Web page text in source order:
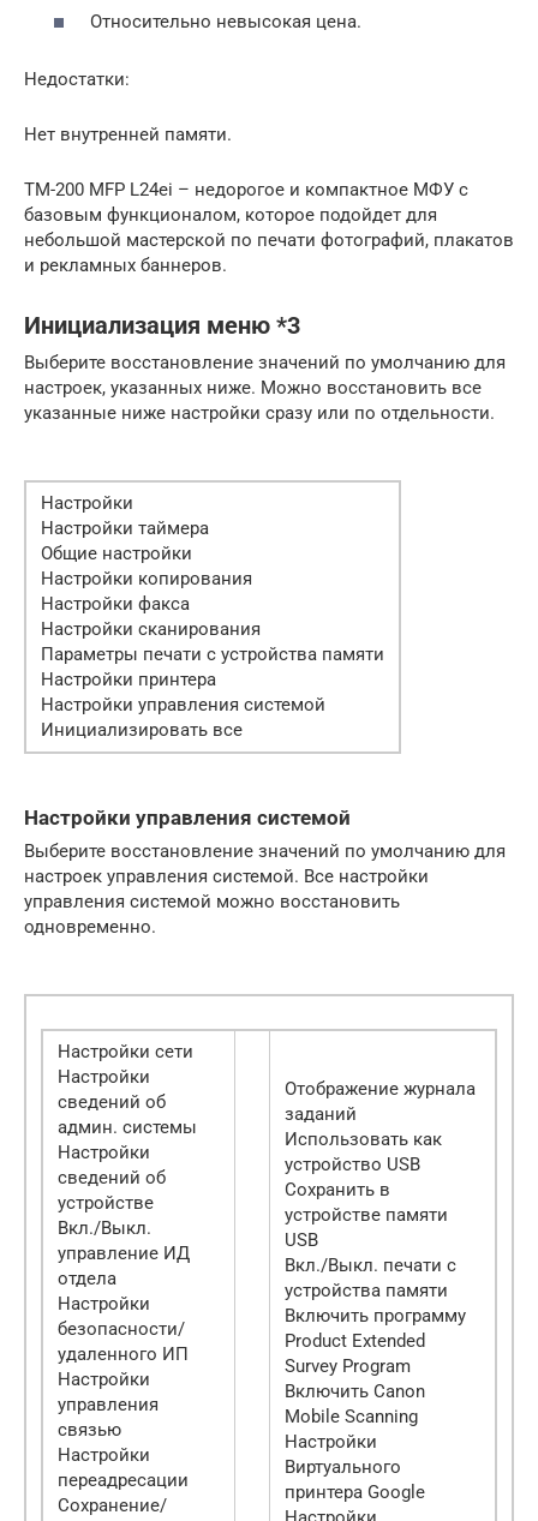
Относительно невысокая цена.
Недостатки:
Нет внутренней памяти.
TM-200 MFP L24ei – недорогое и компактное МФУ с
базовым функционалом, которое подойдет для
небольшой мастерской по печати фотографий, плакатов
и рекламных баннеров.
Инициализация меню *3
Выберите восстановление значений по умолчанию для
настроек, указанных ниже. Можно восстановить все
указанные ниже настройки сразу или по отдельности.
Настройки
Настройки таймера
Общие настройки
Настройки копирования
Настройки факса
Настройки сканирования
Параметры печати с устройства памяти
Настройки принтера
Настройки управления системой
Инициализировать все
Настройки управления системой
Выберите восстановление значений по умолчанию для
настроек управления системой. Все настройки
управления системой можно восстановить
одновременно.
Настройки сети
Настройки
сведений об
админ. системы
Настройки
сведений об
устройстве
Вкл./Выкл.
управление ИД
отдела
Настройки
безопасности/
удаленного ИП
Настройки
управления
связью
Настройки
переадресации
Сохранение/
Отображение журнала
заданий
Использовать как
устройство USB
Сохранить в
устройстве памяти
USB
Вкл./Выкл. печати с
устройства памяти
Включить программу
Product Extended
Survey Program
Включить Canon
Mobile Scanning
Настройки
Виртуального
принтера Google